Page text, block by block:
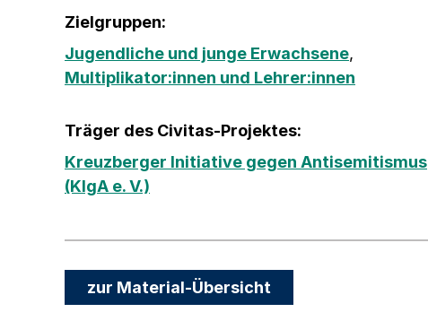
Zielgruppen:
Jugendliche und junge Erwachsene,
Multiplikator:innen und Lehrer:innen
Träger des Civitas-Projektes:
Kreuzberger Initiative gegen Antisemitismus
(KIgA e. V.)
zur Material-Übersicht